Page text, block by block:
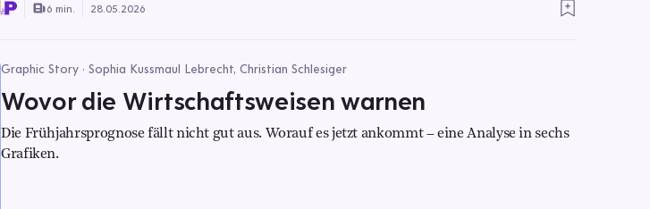
6 min. 28.05.2026
Graphic Story · Sophia Kussmaul Lebrecht, Christian Schlesiger
Wovor die Wirtschaftsweisen warnen
Die Frühjahrsprognose fällt nicht gut aus. Worauf es jetzt ankommt – eine Analyse in sechs
Grafiken.